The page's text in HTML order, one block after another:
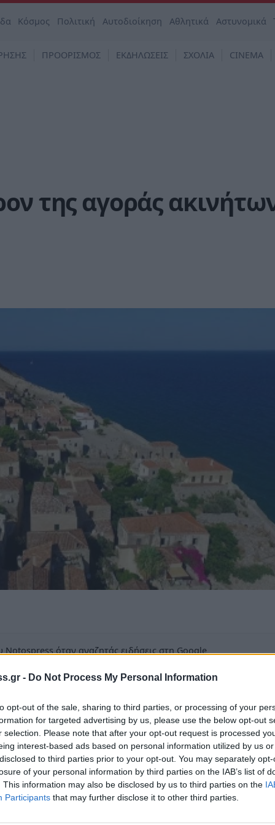
- Do Not Process My Personal Information
opt-out of the sale, sharing to third parties, or processing of your
for targeted advertising by us, please use the below opt-out
selection. Please note that after your opt-out request is processed
interest-based ads based on personal information utilized by us
to third parties prior to your opt-out. You may separately
of your personal information by third parties on the IAB’s list of
This information may also be disclosed by us to third parties on the
Participants that may further disclose it to other third parties.
Κόσμος Πολιτική Αυτοδιοίκηση Αθλητικά Αστυνομικά
ΠΡΟΟΡΙΣΜΟΣ ΕΚΔΗΛΩΣΕΙΣ ΣΧΟΛΙΑ CINEMA
της αγοράς
όταν αναζητάς ειδήσεις στη Google
ως προτιμώμενη πηγή
γης βρίσκεται η Λακωνία. Το
σταθερά σε Μάνη, Ελαφόνησο και